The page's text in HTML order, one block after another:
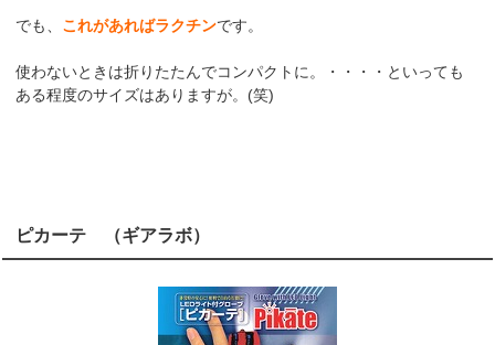
でも、 これがあればラクチンです。
使わないときは折りたたんでコンパクトに。・・・・といっても
ある程度のサイズはありますが。(笑)
ピカーテ （ギアラボ）